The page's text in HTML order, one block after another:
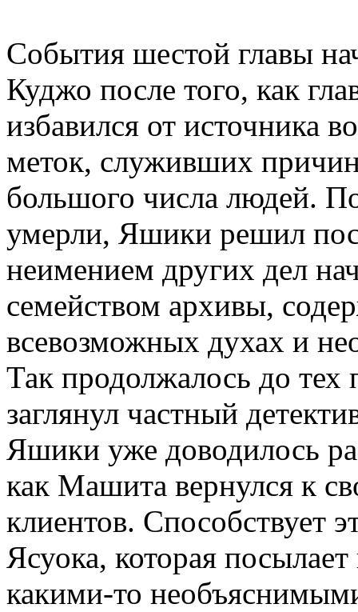
События шестой главы
Куджо после того, как
избавился от источника
меток, служивших
большого числа людей.
умерли, Яшики решил
неимением других дел
семейством архивы,
всевозможных духах и
Так продолжалось до тех
заглянул частный
Яшики уже доводилось
как Машита вернулся к
клиентов. Способствует
Ясуока, которая
какими-то